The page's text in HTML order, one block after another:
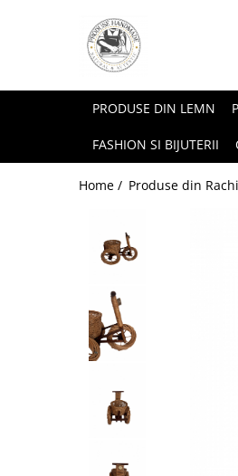
PRODUSE DIN LEMN
FASHION SI BIJUTERII
Home / Produse din